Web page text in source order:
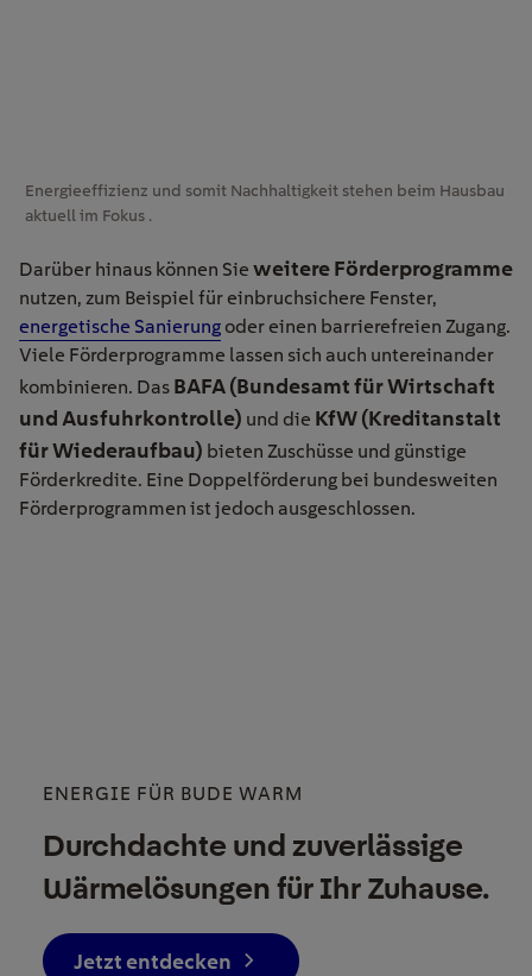
Energieeffizienz und somit Nachhaltigkeit stehen beim Hausbau
aktuell im Fokus .
Darüber hinaus können Sie weitere Förderprogramme
nutzen, zum Beispiel für einbruchsichere Fenster,
energetische Sanierung oder einen barrierefreien Zugang.
Viele Förderprogramme lassen sich auch untereinander
kombinieren. Das BAFA (Bundesamt für Wirtschaft
und Ausfuhrkontrolle) und die KfW (Kreditanstalt
für Wiederaufbau) bieten Zuschüsse und günstige
Förderkredite. Eine Doppelförderung bei bundesweiten
Förderprogrammen ist jedoch ausgeschlossen.
ENERGIE FÜR BUDE WARM
Durchdachte und zuverlässige
Wärmelösungen für Ihr Zuhause.
Jetzt entdecken